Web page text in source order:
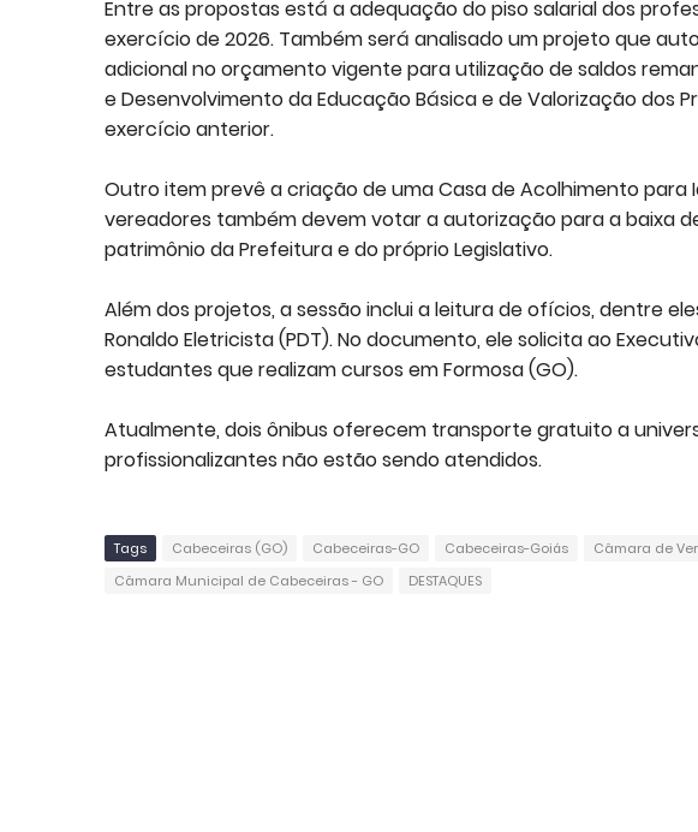
Entre as propostas está a adequação do piso salarial dos
exercício de 2026. Também será analisado um projeto que
adicional no orçamento vigente para utilização de saldos
e Desenvolvimento da Educação Básica e de Valorização dos
exercício anterior.
Outro item prevê a criação de uma Casa de Acolhimento para
vereadores também devem votar a autorização para a baixa
patrimônio da Prefeitura e do próprio Legislativo.
Além dos projetos, a sessão inclui a leitura de ofícios, dentre
Ronaldo Eletricista (PDT). No documento, ele solicita ao
estudantes que realizam cursos em Formosa (GO).
Atualmente, dois ônibus oferecem transporte gratuito a
profissionalizantes não estão sendo atendidos.
Tags Cabeceiras (GO) Cabeceiras-GO Cabeceiras-Goiás
Câmara de
Câmara Municipal de Cabeceiras - GO
DESTAQUES